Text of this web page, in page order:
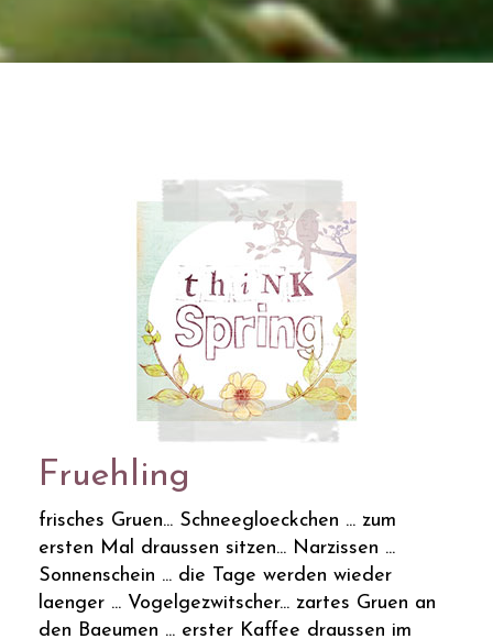
Fruehling
frisches Gruen... Schneegloeckchen ... zum
ersten Mal draussen sitzen... Narzissen ...
Sonnenschein ... die Tage werden wieder
laenger ... Vogelgezwitscher... zartes Gruen an
den Baeumen ... erster Kaffee draussen im